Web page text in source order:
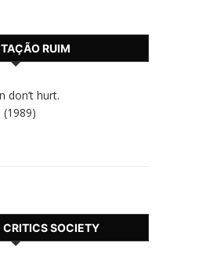
RUIM
don’t hurt.
(1989)
CRITICS SOCIETY